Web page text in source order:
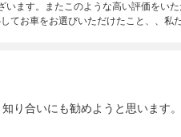
ます。またこのような高い評価をい
てお車をお選びいただけたこと、、
り合いにも勧めようと思います